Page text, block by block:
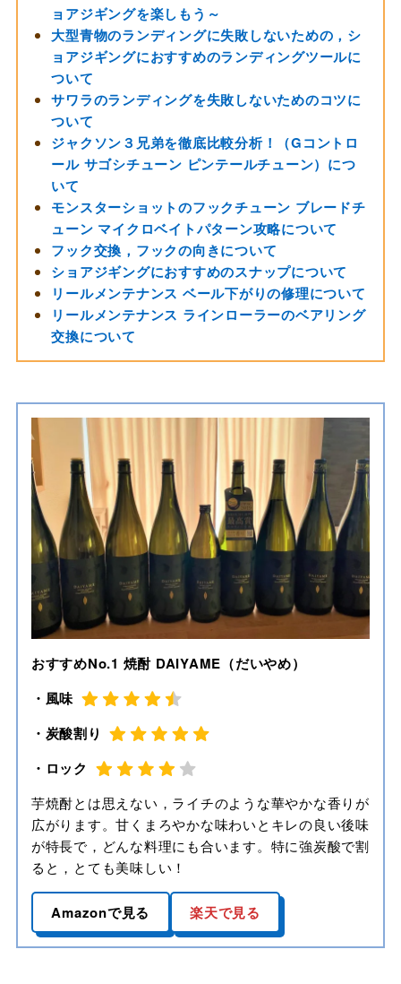
ョアジギングを楽しもう～
大型青物のランディングに失敗しないための，シ
ョアジギングにおすすめのランディングツールに
ついて
サワラのランディングを失敗しないためのコツに
ついて
ジャクソン３兄弟を徹底比較分析！（Gコントロ
ール サゴシチューン ピンテールチューン）につ
いて
モンスターショットのフックチューン ブレードチ
ューン マイクロベイトパターン攻略について
フック交換，フックの向きについて
ショアジギングにおすすめのスナップについて
リールメンテナンス ベール下がりの修理について
リールメンテナンス ラインローラーのベアリング
交換について
おすすめNo.1 焼酎 DAIYAME（だいやめ）
・風味
・炭酸割り
・ロック
芋焼酎とは思えない，ライチのような華やかな香りが
広がります。甘くまろやかな味わいとキレの良い後味
が特長で，どんな料理にも合います。特に強炭酸で割
ると，とても美味しい！
Amazonで見る 楽天で見る